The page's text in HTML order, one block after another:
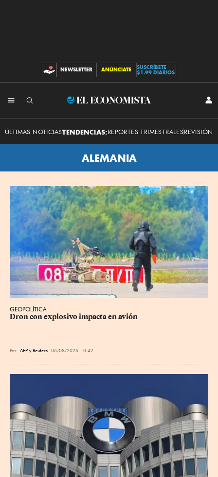
CONTRIBUCIONES
NEWSLETTER ANÚNCIATE
SUSCRÍBETE
$1.99 DIARIOS
El
Economista
ÚLTIMAS NOTICIASTENDENCIAS:REPORTES TRIMESTRALESREVISIÓN
ALEMANIA
GEOPOLÍTICA
Dron con explosivo impacta en avión
Por AFP yReuters 06/08/2026 - 0:42